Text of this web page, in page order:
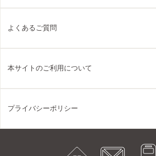
よくあるご質問
本サイトのご利用について
プライバシーポリシー